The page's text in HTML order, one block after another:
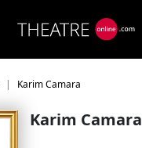
Karim Camara
Karim Camara